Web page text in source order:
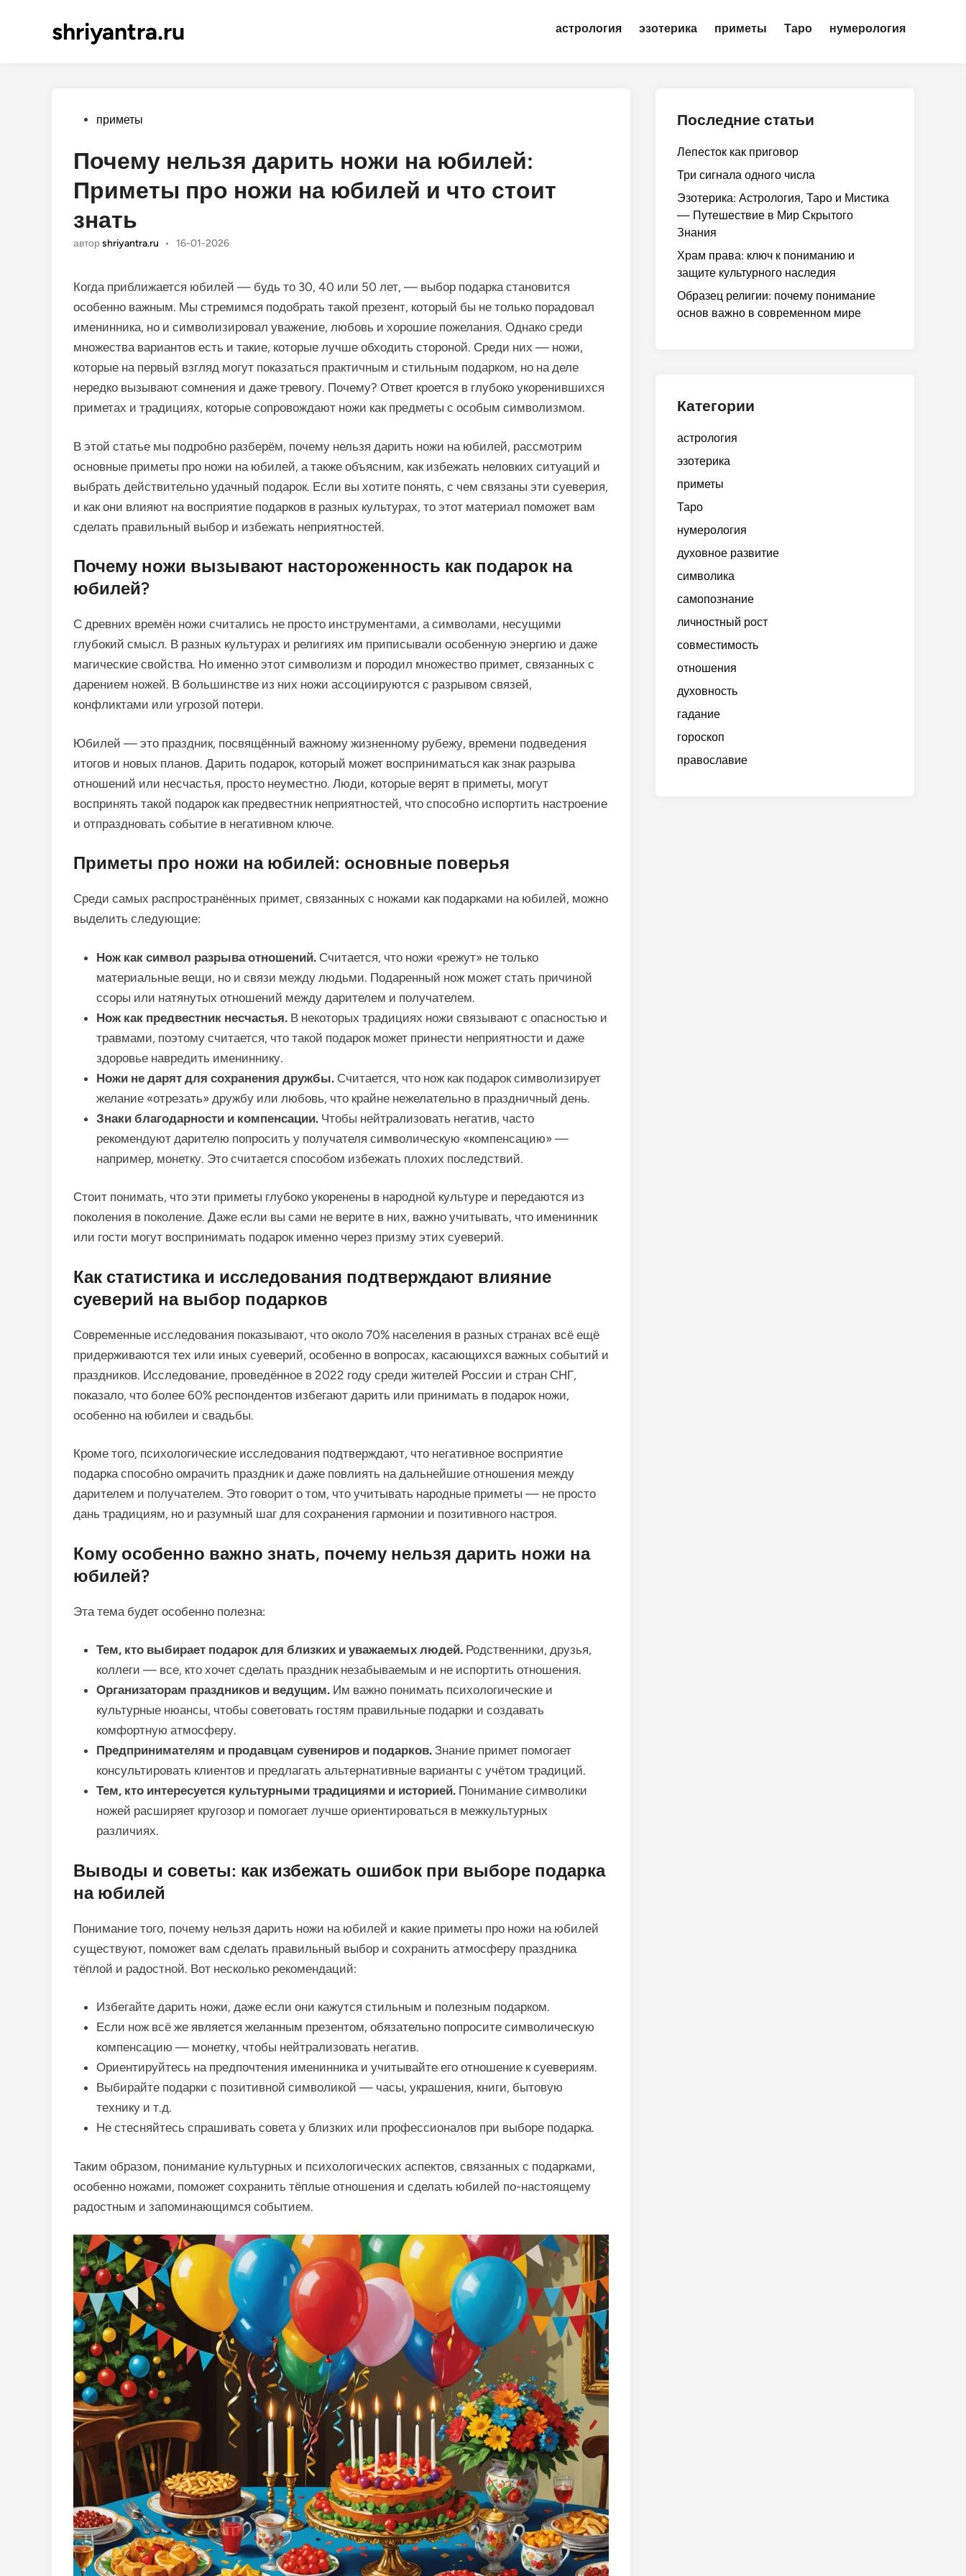
shriyantra.ru астрология эзотерика приметы Таро нумерология
Опубликовано
приметы
Почему нельзя дарить ножи на юбилей:
Приметы про ножи на юбилей и что стоит
знать
автор shriyantra.ru • 16-01-2026
Когда приближается юбилей — будь то 30, 40 или 50 лет, — выбор подарка становится
особенно важным. Мы стремимся подобрать такой презент, который бы не только порадовал
именинника, но и символизировал уважение, любовь и хорошие пожелания. Однако среди
множества вариантов есть и такие, которые лучше обходить стороной. Среди них — ножи,
которые на первый взгляд могут показаться практичным и стильным подарком, но на деле
нередко вызывают сомнения и даже тревогу. Почему? Ответ кроется в глубоко укоренившихся
приметах и традициях, которые сопровождают ножи как предметы с особым символизмом.
В этой статье мы подробно разберём, почему нельзя дарить ножи на юбилей, рассмотрим
основные приметы про ножи на юбилей, а также объясним, как избежать неловких ситуаций и
выбрать действительно удачный подарок. Если вы хотите понять, с чем связаны эти суеверия,
и как они влияют на восприятие подарков в разных культурах, то этот материал поможет вам
сделать правильный выбор и избежать неприятностей.
Почему ножи вызывают настороженность как подарок на
юбилей?
С древних времён ножи считались не просто инструментами, а символами, несущими
глубокий смысл. В разных культурах и религиях им приписывали особенную энергию и даже
магические свойства. Но именно этот символизм и породил множество примет, связанных с
дарением ножей. В большинстве из них ножи ассоциируются с разрывом связей,
конфликтами или угрозой потери.
Юбилей — это праздник, посвящённый важному жизненному рубежу, времени подведения
итогов и новых планов. Дарить подарок, который может восприниматься как знак разрыва
отношений или несчастья, просто неуместно. Люди, которые верят в приметы, могут
воспринять такой подарок как предвестник неприятностей, что способно испортить настроение
и отпраздновать событие в негативном ключе.
Приметы про ножи на юбилей: основные поверья
Среди самых распространённых примет, связанных с ножами как подарками на юбилей, можно
выделить следующие:
Нож как символ разрыва отношений. Считается, что ножи «режут» не только
материальные вещи, но и связи между людьми. Подаренный нож может стать причиной
ссоры или натянутых отношений между дарителем и получателем.
Нож как предвестник несчастья. В некоторых традициях ножи связывают с опасностью и
травмами, поэтому считается, что такой подарок может принести неприятности и даже
здоровье навредить имениннику.
Ножи не дарят для сохранения дружбы. Считается, что нож как подарок символизирует
желание «отрезать» дружбу или любовь, что крайне нежелательно в праздничный день.
Знаки благодарности и компенсации. Чтобы нейтрализовать негатив, часто
рекомендуют дарителю попросить у получателя символическую «компенсацию» —
например, монетку. Это считается способом избежать плохих последствий.
Стоит понимать, что эти приметы глубоко укоренены в народной культуре и передаются из
поколения в поколение. Даже если вы сами не верите в них, важно учитывать, что именинник
или гости могут воспринимать подарок именно через призму этих суеверий.
Как статистика и исследования подтверждают влияние
суеверий на выбор подарков
Современные исследования показывают, что около 70% населения в разных странах всё ещё
придерживаются тех или иных суеверий, особенно в вопросах, касающихся важных событий и
праздников. Исследование, проведённое в 2022 году среди жителей России и стран СНГ,
показало, что более 60% респондентов избегают дарить или принимать в подарок ножи,
особенно на юбилеи и свадьбы.
Кроме того, психологические исследования подтверждают, что негативное восприятие
подарка способно омрачить праздник и даже повлиять на дальнейшие отношения между
дарителем и получателем. Это говорит о том, что учитывать народные приметы — не просто
дань традициям, но и разумный шаг для сохранения гармонии и позитивного настроя.
Кому особенно важно знать, почему нельзя дарить ножи на
юбилей?
Эта тема будет особенно полезна:
Тем, кто выбирает подарок для близких и уважаемых людей. Родственники, друзья,
коллеги — все, кто хочет сделать праздник незабываемым и не испортить отношения.
Организаторам праздников и ведущим. Им важно понимать психологические и
культурные нюансы, чтобы советовать гостям правильные подарки и создавать
комфортную атмосферу.
Предпринимателям и продавцам сувениров и подарков. Знание примет помогает
консультировать клиентов и предлагать альтернативные варианты с учётом традиций.
Тем, кто интересуется культурными традициями и историей. Понимание символики
ножей расширяет кругозор и помогает лучше ориентироваться в межкультурных
различиях.
Выводы и советы: как избежать ошибок при выборе подарка
на юбилей
Понимание того, почему нельзя дарить ножи на юбилей и какие приметы про ножи на юбилей
существуют, поможет вам сделать правильный выбор и сохранить атмосферу праздника
тёплой и радостной. Вот несколько рекомендаций:
Избегайте дарить ножи, даже если они кажутся стильным и полезным подарком.
Если нож всё же является желанным презентом, обязательно попросите символическую
компенсацию — монетку, чтобы нейтрализовать негатив.
Ориентируйтесь на предпочтения именинника и учитывайте его отношение к суевериям.
Выбирайте подарки с позитивной символикой — часы, украшения, книги, бытовую
технику и т.д.
Не стесняйтесь спрашивать совета у близких или профессионалов при выборе подарка.
Таким образом, понимание культурных и психологических аспектов, связанных с подарками,
особенно ножами, поможет сохранить тёплые отношения и сделать юбилей по-настоящему
радостным и запоминающимся событием.
Последние статьи
Лепесток как приговор
Три сигнала одного числа
Эзотерика: Астрология, Таро и Мистика
— Путешествие в Мир Скрытого
Знания
Храм права: ключ к пониманию и
защите культурного наследия
Образец религии: почему понимание
основ важно в современном мире
Категории
астрология
эзотерика
приметы
Таро
нумерология
духовное развитие
символика
самопознание
личностный рост
совместимость
отношения
духовность
гадание
гороскоп
православие